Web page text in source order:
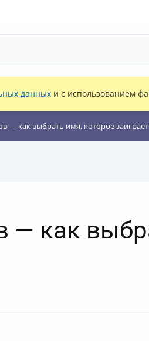
данных и с использованием
— как выбрать имя, которое
— как